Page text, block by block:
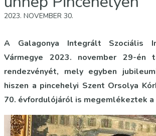
2023. NOVEMBER 30.
A Galagonya Integrált Szociális
Vármegye 2023. november 29-én
rendezvényét, mely egyben
hiszen a pincehelyi Szent Orsolya
70. évfordulójáról is megemlékeztek a